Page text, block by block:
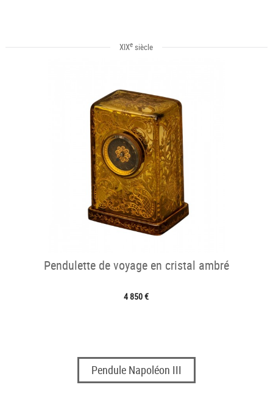
XIXe siècle
Pendulette de voyage en cristal ambré
4 850 €
Pendule Napoléon III